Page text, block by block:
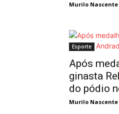
Murilo Nascente
Esporte
Após
ginasta
do pódio
Murilo Nascente